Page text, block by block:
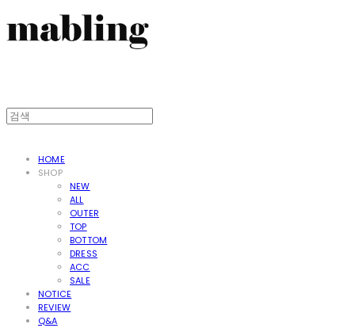
HOME
SHOP
NEW
ALL
OUTER
TOP
BOTTOM
DRESS
ACC
SALE
NOTICE
REVIEW
Q&A